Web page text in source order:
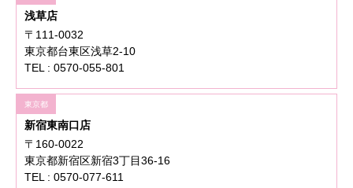
浅草店
〒111-0032
東京都台東区浅草2-10
TEL : 0570-055-801
東京都
新宿東南口店
〒160-0022
東京都新宿区新宿3丁目36-16
TEL : 0570-077-611